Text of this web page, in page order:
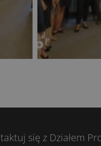
się z Działem